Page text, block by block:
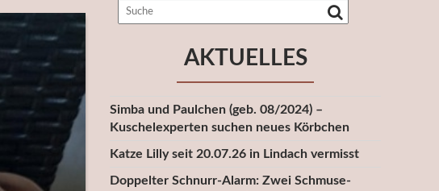
AKTUELLES
Simba und Paulchen (geb. 08/2024) –
Kuschelexperten suchen neues Körbchen
Katze Lilly seit 20.07.26 in Lindach vermisst
Doppelter Schnurr-Alarm: Zwei Schmuse-